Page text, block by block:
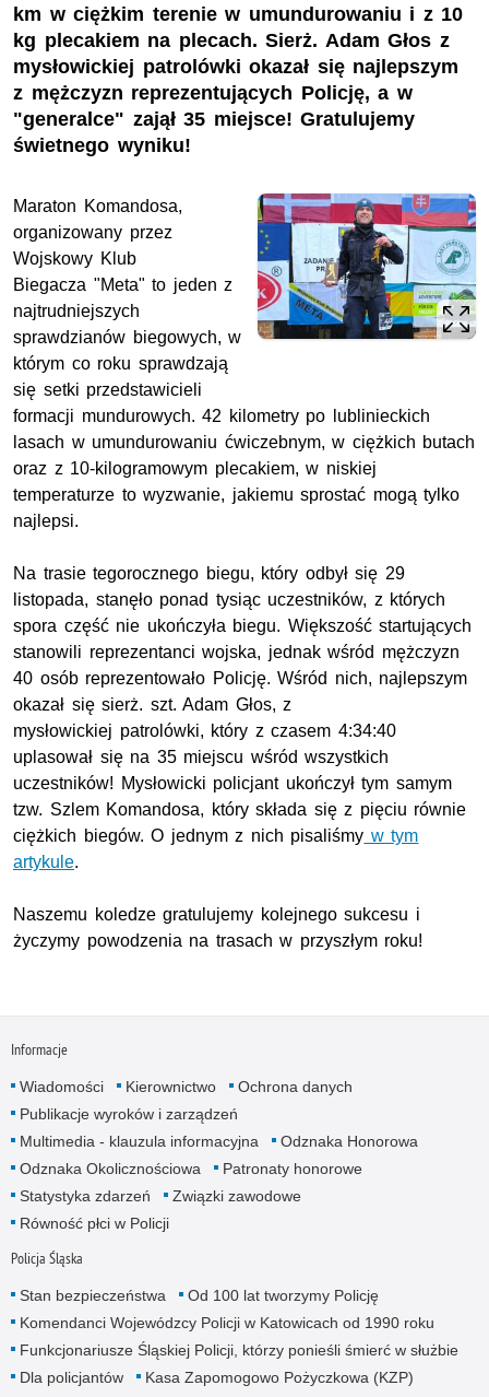
km w ciężkim terenie w umundurowaniu i z 10
kg plecakiem na plecach. Sierż. Adam Głos z
mysłowickiej patrolówki okazał się najlepszym
z mężczyzn reprezentujących Policję, a w
"generalce" zajął 35 miejsce! Gratulujemy
świetnego wyniku!
Maraton Komandosa,
organizowany przez
Wojskowy Klub
Biegacza "Meta" to jeden z
najtrudniejszych
sprawdzianów biegowych, w
którym co roku sprawdzają
się setki przedstawicieli
formacji mundurowych. 42 kilometry po lublinieckich
lasach w umundurowaniu ćwiczebnym, w ciężkich butach
oraz z 10-kilogramowym plecakiem, w niskiej
temperaturze to wyzwanie, jakiemu sprostać mogą tylko
najlepsi.
Na trasie tegorocznego biegu, który odbył się 29
listopada, stanęło ponad tysiąc uczestników, z których
spora część nie ukończyła biegu. Większość startujących
stanowili reprezentanci wojska, jednak wśród mężczyzn
40 osób reprezentowało Policję. Wśród nich, najlepszym
okazał sięsierż. szt.Adam Głos, z
mysłowickiej patrolówki, który z czasem 4:34:40
uplasował się na 35 miejscu wśród wszystkich
uczestników! Mysłowicki policjant ukończył tym samym
tzw. Szlem Komandosa, który składa się z pięciu równie
ciężkich biegów. O jednym z nich pisaliśmy w tym
artykule.
Naszemu koledze gratulujemy kolejnego sukcesu i
życzymy powodzenia na trasach w przyszłym roku!
Informacje
Wiadomości Kierownictwo
Ochrona danych
Publikacje wyroków i zarządzeń
Multimedia - klauzula informacyjna
Odznaka Honorowa
Odznaka Okolicznościowa
Patronaty honorowe
Statystyka zdarzeń
Związki zawodowe
Równość płci w Policji
Policja Śląska
Stan bezpieczeństwa
Od 100 lat tworzymy Policję
Komendanci Wojewódzcy Policji w Katowicach od 1990 roku
Funkcjonariusze Śląskiej Policji, którzy ponieśli śmierć w służbie
Dla policjantów
Kasa Zapomogowo Pożyczkowa (KZP)